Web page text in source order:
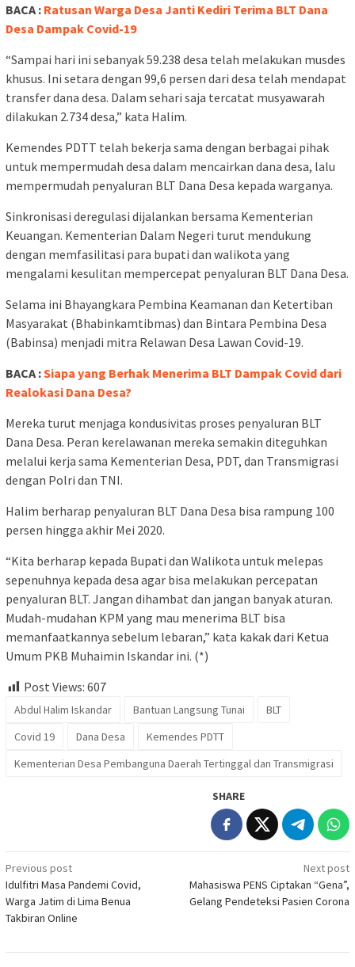
BACA : Ratusan Warga Desa Janti Kediri Terima BLT Dana
Desa Dampak Covid-19
“Sampai hari ini sebanyak 59.238 desa telah melakukan musdes
khusus. Ini setara dengan 99,6 persen dari desa telah mendapat
transfer dana desa. Dalam sehari saja tercatat musyawarah
dilakukan 2.734 desa,” kata Halim.
Kemendes PDTT telah bekerja sama dengan berbagai pihak
untuk mempermudah desa dalam mencairkan dana desa, lalu
mempermudah penyaluran BLT Dana Desa kepada warganya.
Sinkronisasi deregulasi dijalankan bersama Kementerian
Keuangan. Kementerian Dalam Negeri turut mendukung
dengan memfasilitasi para bupati dan walikota yang
mengalami kesulitan mempercepat penyaluran BLT Dana Desa.
Selama ini Bhayangkara Pembina Keamanan dan Ketertiban
Masyarakat (Bhabinkamtibmas) dan Bintara Pembina Desa
(Babinsa) menjadi mitra Relawan Desa Lawan Covid-19.
BACA :Siapa yang Berhak Menerima BLT Dampak Covid dari
Realokasi Dana Desa?
Mereka turut menjaga kondusivitas proses penyaluran BLT
Dana Desa. Peran kerelawanan mereka semakin diteguhkan
melalui kerja sama Kementerian Desa, PDT, dan Transmigrasi
dengan Polri dan TNI.
Halim berharap penyaluran BLT Dana Desa bisa rampung 100
persen hingga akhir Mei 2020.
“Kita berharap kepada Bupati dan Walikota untuk melepas
sepenuhnya kepada desa agar bisa melakukan percepatan
penyaluran BLT. Jangan dihambat dan jangan banyak aturan.
Mudah-mudahan KPM yang mau menerima BLT bisa
memanfaatkannya sebelum lebaran,” kata kakak dari Ketua
Umum PKB Muhaimin Iskandar ini. (*)
Post Views: 607
Abdul Halim Iskandar Bantuan Langsung Tunai
BLT
Covid 19
Dana Desa
Kemendes PDTT
Kementerian Desa Pembanguna Daerah Tertinggal dan Transmigrasi
SHARE
Post
navigation
Previous post
Idulfitri Masa Pandemi Covid,
Warga Jatim di Lima Benua
Takbiran Online
Next post
Mahasiswa PENS Ciptakan “Gena”,
Gelang Pendeteksi Pasien Corona